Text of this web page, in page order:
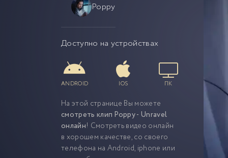
Poppy
Доступно на устройствах
ANDROID IOS ПК
На этой странице Вы можете
смотреть клип Poppy - Unravel
онлайн! Смотреть видео онлайн
в хорошем качестве, со своего
телефона на Android, iphone или